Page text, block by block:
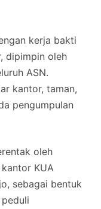
kerja bakti
dipimpin oleh
ASN.
kantor, taman,
pengumpulan
oleh
KUA
sebagai bentuk